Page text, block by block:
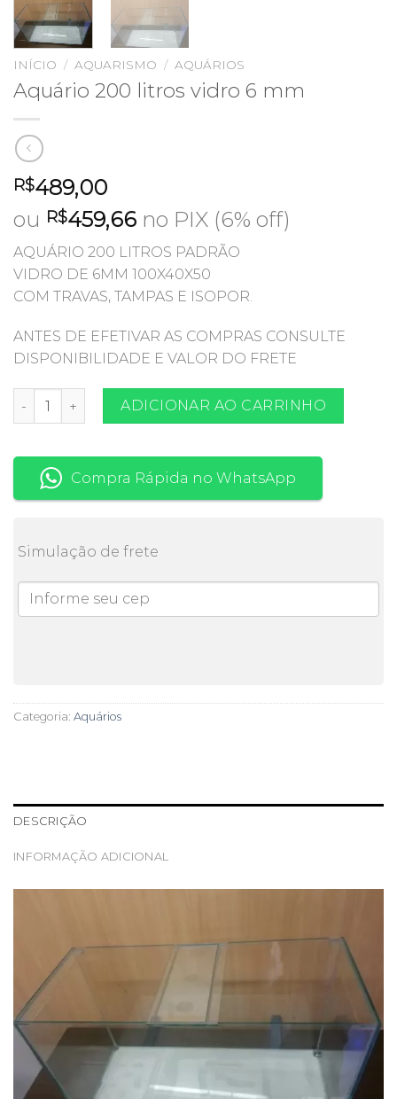
INÍCIO / AQUARISMO / AQUÁRIOS
Aquário 200 litros vidro 6 mm
R$489,00
ou R$459,66 no PIX (6% off)
AQUÁRIO 200 LITROS PADRÃO
VIDRO DE 6MM 100X40X50
COM TRAVAS, TAMPAS E ISOPOR.
ANTES DE EFETIVAR AS COMPRAS CONSULTE
DISPONIBILIDADE E VALOR DO FRETE
Aquário 200 litros vidro 6 mm quantidade
ADICIONAR AO CARRINHO
Compra Rápida no WhatsApp
Simulação de frete
Categoria: Aquários
DESCRIÇÃO
INFORMAÇÃO ADICIONAL